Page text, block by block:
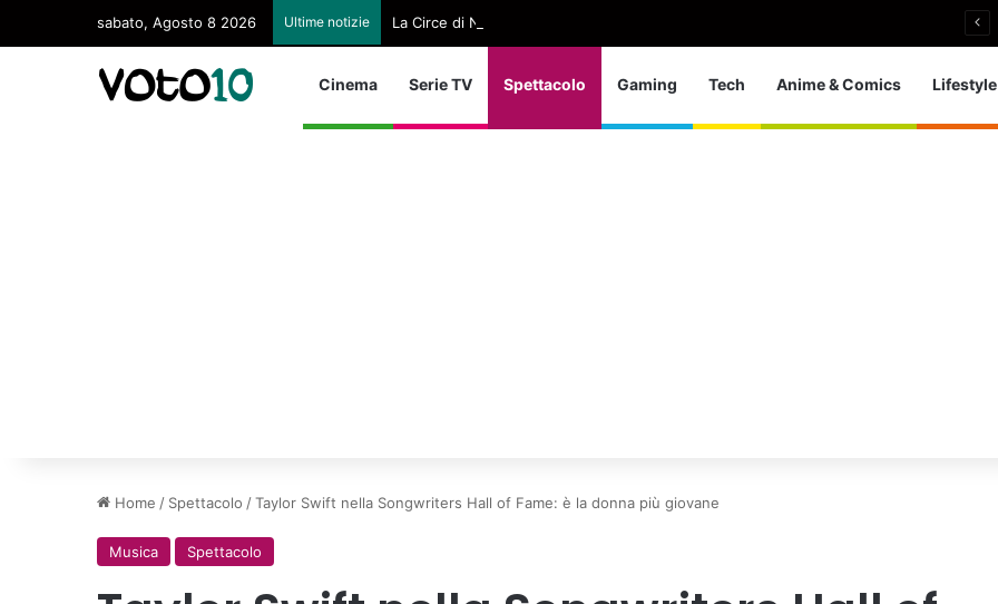
sabato, Agosto 8 2026 Ultime notizie La Circe di Nolan senza ingaggi: il paradosso di Samantha Norton
Cinema Serie TV Spettacolo Gaming Tech Anime & Comics Lifestyle
Home / Spettacolo /Taylor Swift nella Songwriters Hall of Fame: è la donna più giovane
Musica Spettacolo